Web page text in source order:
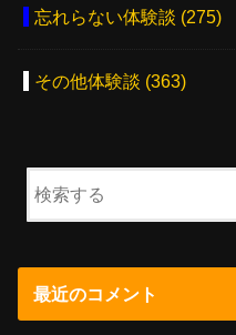
忘れらない体験談 (275)
その他体験談 (363)
最近のコメント